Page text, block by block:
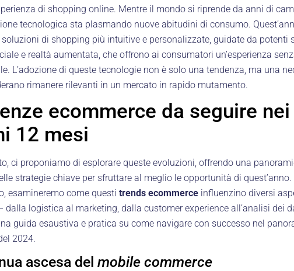
di shopping online. Mentre il mondo si riprende da anni di
tecnologica sta plasmando nuove abitudini di consumo.
di shopping più intuitive e personalizzate, guidate da potenti
e realtà aumentata, che offrono ai consumatori un’esperienza
L’adozione di queste tecnologie non è solo una tendenza, ma una
rimanere rilevanti in un mercato in rapido mutamento.
ecommerce da seguire nei
12 mesi
ci proponiamo di esplorare queste evoluzioni, offrendo una
strategie chiave per sfruttare al meglio le opportunità di quest’anno.
esamineremo come questi trends ecommerce influenzino diversi
dalla logistica al marketing, dalla customer experience all’analisi dei
guida esaustiva e pratica su come navigare con successo nel
2024.
ascesa del mobile commerce